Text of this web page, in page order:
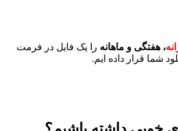
، هفتگی و ماهانه را یک فایل در فرمت
شما قرار داده ایم.